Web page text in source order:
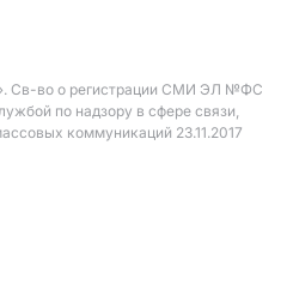
Св-во о регистрации СМИ ЭЛ №ФС
по надзору в сфере связи,
коммуникаций 23.11.2017